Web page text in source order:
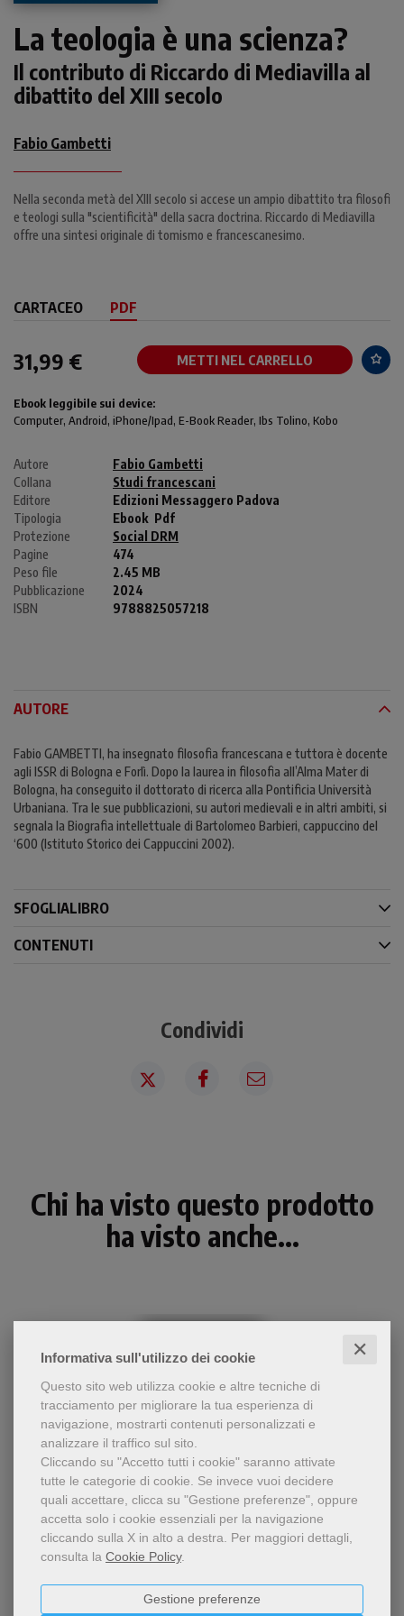
Informativa sull'utilizzo dei cookie ✕
Questo sito web utilizza cookie e altre tecniche di
tracciamento per migliorare la tua esperienza di
navigazione, mostrarti contenuti personalizzati e
analizzare il traffico sul sito.
Cliccando su "Accetto tutti i cookie" saranno attivate
tutte le categorie di cookie. Se invece vuoi decidere
quali accettare, clicca su "Gestione preferenze", oppure
accetta solo i cookie essenziali per la navigazione
cliccando sulla X in alto a destra. Per maggiori dettagli,
consulta la Cookie Policy.
Gestione preferenze
La teologia è una scienza?
Il contributo di Riccardo di Mediavilla al
dibattito del XIII secolo
Fabio Gambetti
Nella seconda metà del XIII secolo si accese un ampio dibattito tra filosofi
e teologi sulla "scientificità" della sacra doctrina. Riccardo di Mediavilla
offre una sintesi originale di tomismo e francescanesimo.
CARTACEO PDF
31,99 € METTI NEL CARRELLO
Ebook leggibile sui device:
Computer, Android, iPhone/Ipad, E-Book Reader, Ibs Tolino, Kobo
Autore
Fabio Gambetti
Collana
Studi francescani
Editore
Edizioni Messaggero Padova
Tipologia
Ebook Pdf
Protezione
Social DRM
Pagine
474
Peso file
2.45 MB
Pubblicazione
2024
ISBN
9788825057218
AUTORE
Fabio GAMBETTI, ha insegnato filosofia francescana e tuttora è docente
agli ISSR di Bologna e Forlì. Dopo la laurea in filosofia all’Alma Mater di
Bologna, ha conseguito il dottorato di ricerca alla Pontificia Università
Urbaniana. Tra le sue pubblicazioni, su autori medievali e in altri ambiti, si
segnala la Biografia intellettuale di Bartolomeo Barbieri, cappuccino del
‘600 (Istituto Storico dei Cappuccini 2002).
SFOGLIALIBRO
CONTENUTI
Condividi
Chi ha visto questo prodotto
ha visto anche...
- 5%
A chi pretende di tutelare
l'«Occidente cristiano»
povero e quindi la più
cristiana delle virtù, la
carità, occorre rispondere
Marco Bartoli
Pater pauperum